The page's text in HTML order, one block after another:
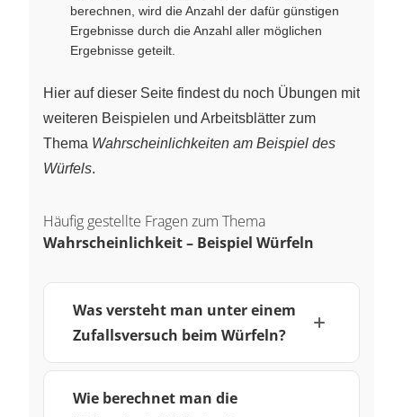
berechnen, wird die Anzahl der dafür günstigen
Ergebnisse durch die Anzahl aller möglichen
Ergebnisse geteilt.
Hier auf dieser Seite findest du noch Übungen mit
weiteren Beispielen und Arbeitsblätter zum
Thema Wahrscheinlichkeiten am Beispiel des
Würfels.
Häufig gestellte Fragen zum Thema
Wahrscheinlichkeit – Beispiel Würfeln
Was versteht man unter einem
Zufallsversuch beim Würfeln?
Wie berechnet man die